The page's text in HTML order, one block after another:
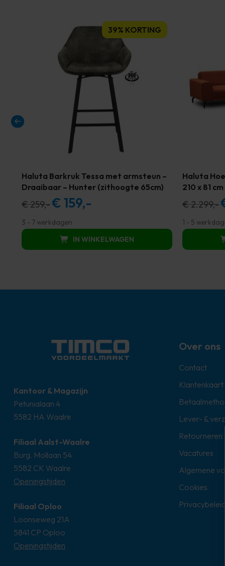
Haluta Barkruk Tessa met armsteun –
Draaibaar – Hunter (zithoogte 65cm)
€259,-Oorspronkelijke
was:
€ 259,00.
€ 159,-
is:
€ 159,00.
39% KORTING
3 - 7 werkdagen
IN WINKELWAGEN
Haluta
210 x 81
€2.299,-
1 - 5
Kantoor & Magazijn
Petunialaan 4
5582 HA Waalre
Filiaal Aalst-Waalre
Burg. Mollaan 54
5582 CK Waalre
Openingstijden
Filiaal Oploo
Loonseweg 21A
5841 CP Oploo
Openingstijden
Over ons
Contact
Klantenkaart
Lever- &
Retourneren
Vacatures
Algemene
Cookies
Privacybeleid